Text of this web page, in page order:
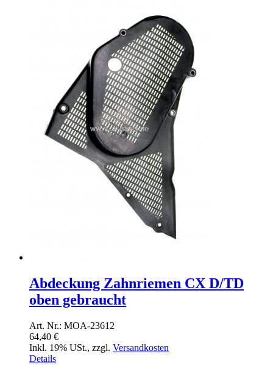
Abdeckung Zahnriemen CX D/TD
oben gebraucht
Art. Nr.: MOA-23612
64,40 €
Inkl. 19% USt., zzgl. Versandkosten
Details